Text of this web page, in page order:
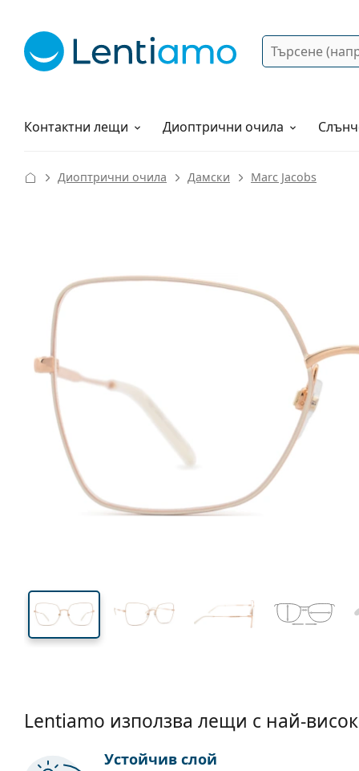
Търсене
Контактни лещи
Разтвори Диоптрични очила
Как да поръчам?
Диоптрични очила Дамски Marc Jacobs
Височина на стъклото Ширина на стъклото
Ширина
на
Lentiamo използва лещи с най-
Устойчив слой